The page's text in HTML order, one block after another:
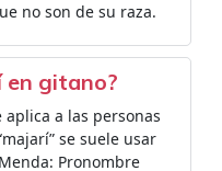
no son de su raza.
en gitano?
a las personas
se suele usar
Pronombre